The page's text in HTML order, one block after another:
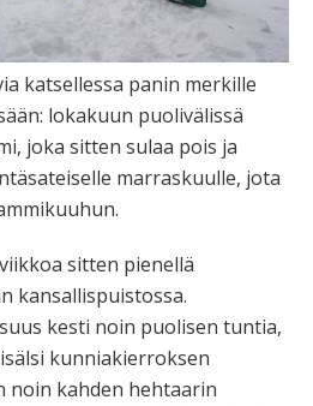
katsellessa panin merkille
lokakuun puolivälissä
joka sitten sulaa pois ja
marraskuulle, jota
sitten pienellä
kansallispuistossa.
kesti noin puolisen tuntia,
kunniakierroksen
noin kahden hehtaarin